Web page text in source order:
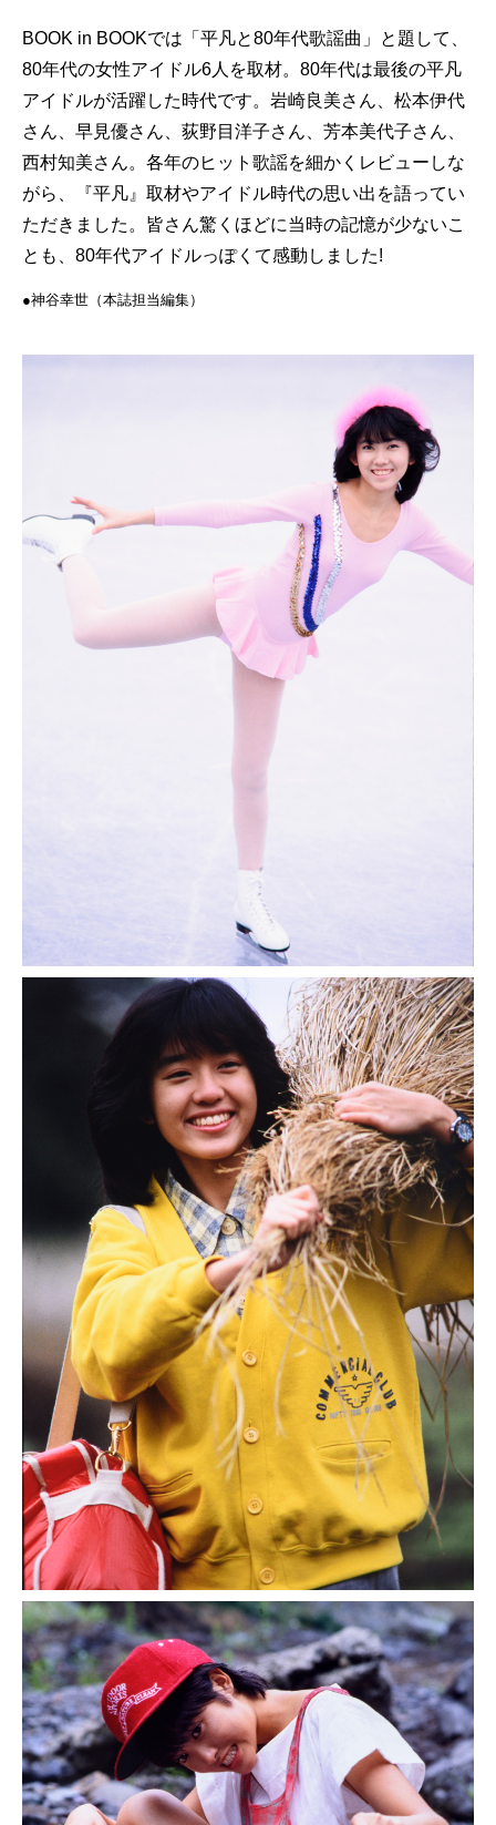
BOOK in BOOKでは「平凡と80年代歌謡曲」と題して、
80年代の女性アイドル6人を取材。80年代は最後の平凡
アイドルが活躍した時代です。岩崎良美さん、松本伊代
さん、早見優さん、荻野目洋子さん、芳本美代子さん、
西村知美さん。各年のヒット歌謡を細かくレビューしな
がら、『平凡』取材やアイドル時代の思い出を語ってい
ただきました。皆さん驚くほどに当時の記憶が少ないこ
とも、80年代アイドルっぽくて感動しました!
●︎︎︎神谷幸世（本誌担当編集）